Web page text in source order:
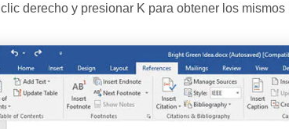
clic derecho y presionar K para obtener los mismos